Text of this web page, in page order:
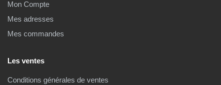
Mon Compte
Mes adresses
Mes commandes
Les ventes
Conditions générales de ventes